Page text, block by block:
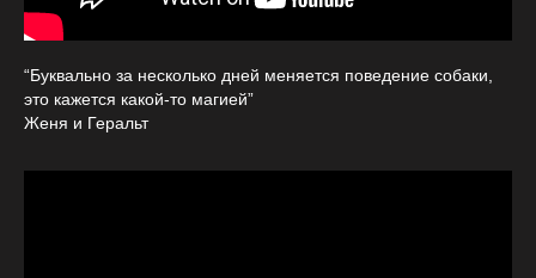
“Буквально за несколько дней меняется поведение собаки,
это кажется какой-то магией”
Женя и Геральт